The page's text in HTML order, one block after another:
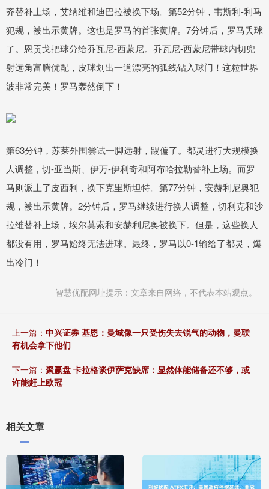
齐替补上场，艾纳维和迪巴拉被换下场。第52分钟，韦斯利-利马
犯规，被出示黄牌。这也是罗马的首张黄牌。7分钟后，罗马丢球
了。恩贡戈把球分给乔瓦尼-西蒙尼。乔瓦尼-西蒙尼带球内切兜
射远角富腾优配，皮球划出一道漂亮的弧线钻入球门！这粒世界
波非常完美！罗马轰然倒下！
第63分钟，苏莱外围尝试一脚远射，踢偏了。都灵进行大规模换
人调整，切-亚当斯、伊万-伊利奇和阿布哈拉勒替补上场。而罗
马则派上了皮西利，换下克里斯坦特。第77分钟，安赫利尼奥犯
规，被出示黄牌。2分钟后，罗马继续进行换人调整，切利克和沙
拉维替补上场，埃尔莫索和安赫利尼奥被换下。但是，这些换人
都没有用，罗马始终无法进球。最终，罗马以0-1输给了都灵，爆
出冷门！
智慧优配网址提示：文章来自网络，不代表本站观点。
上一篇： 中兴证券 基恩：曼城像一只受伤失去锐气的动物，曼联
有机会拿下他们
下一篇： 聚赢盘 卡拉格谈伊萨克缺席：显然体能储备还不够，或
许能赶上欧冠
相关文章